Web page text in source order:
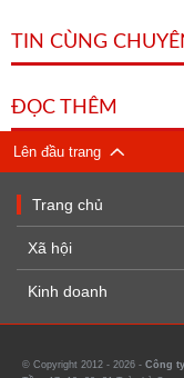
TIN CÙNG
ĐỌC THÊM
Lên đầu trang
Trang chủ
Xã hội
Kinh doanh
© Copyright 2012 - 2026 - Công